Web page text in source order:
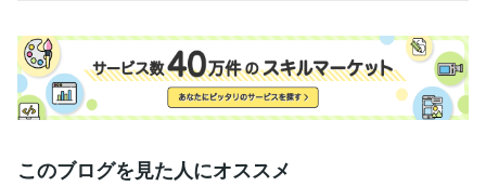
このブログを見た人にオススメ